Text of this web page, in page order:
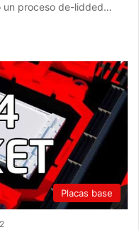
un proceso de-lidded…
Placas base
2